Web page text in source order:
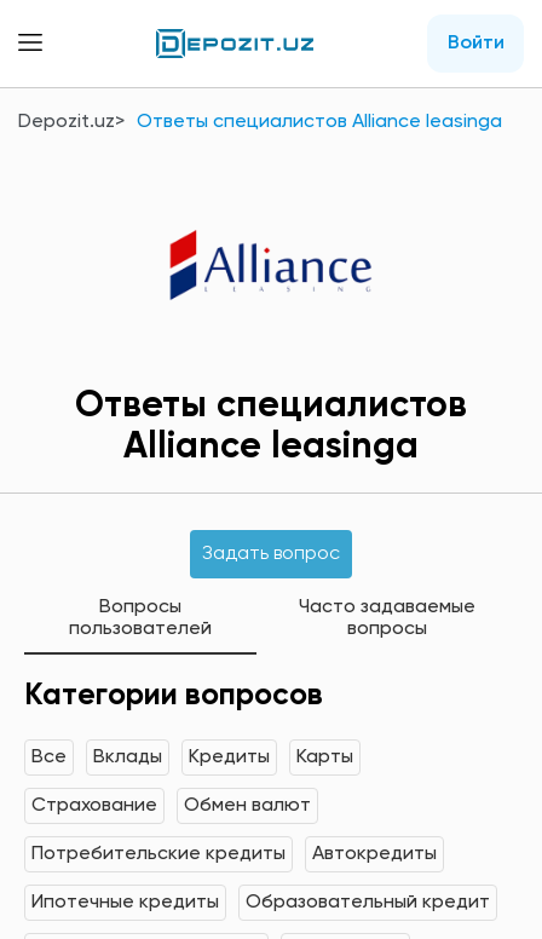
Войти
Depozit.uz Ответы специалистов Alliance leasingа
Ответы специалистов
Alliance leasingа
Задать вопрос
Вопросы
пользователей
Часто задаваемые
вопросы
Категории вопросов
Все Вклады Кредиты Карты
Страхование Обмен валют
Потребительские кредиты Автокредиты
Ипотечные кредиты Образовательный кредит